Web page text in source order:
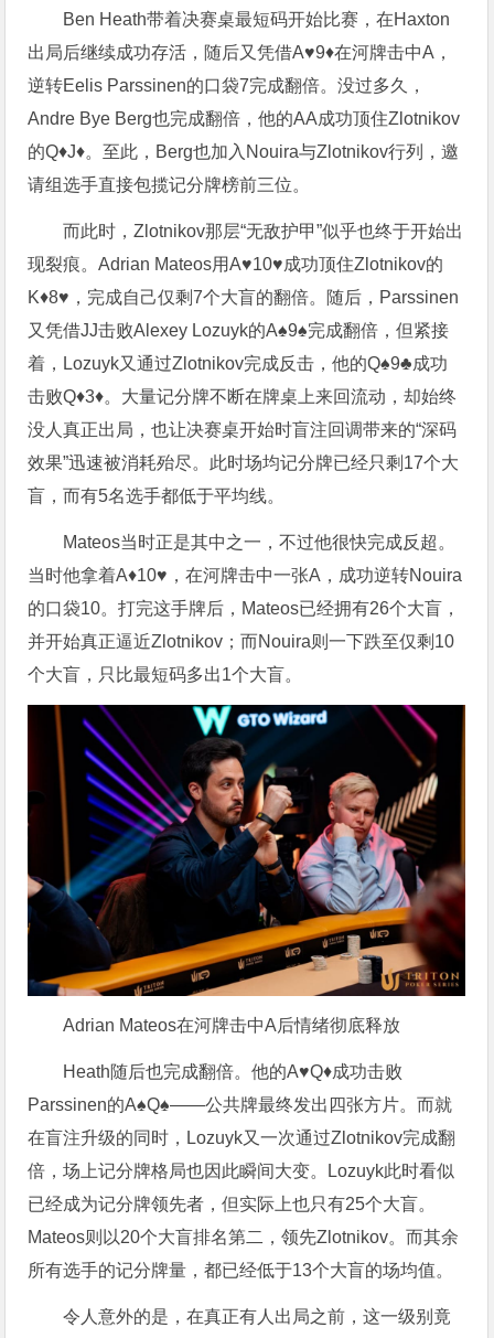
Ben Heath带着决赛桌最短码开始比赛，在Haxton
出局后继续成功存活，随后又凭借A♥️9♦️在河牌击中A，
逆转Eelis Parssinen的口袋7完成翻倍。没过多久，
Andre Bye Berg也完成翻倍，他的AA成功顶住Zlotnikov
的Q♦️J♦️。至此，Berg也加入Nouira与Zlotnikov行列，邀
请组选手直接包揽记分牌榜前三位。
而此时，Zlotnikov那层“无敌护甲”似乎也终于开始出
现裂痕。Adrian Mateos用A♥️10♥️成功顶住Zlotnikov的
K♦️8♥️，完成自己仅剩7个大盲的翻倍。随后，Parssinen
又凭借JJ击败Alexey Lozuyk的A♠️9♠️完成翻倍，但紧接
着，Lozuyk又通过Zlotnikov完成反击，他的Q♠️9♣️成功
击败Q♦️3♦️。大量记分牌不断在牌桌上来回流动，却始终
没人真正出局，也让决赛桌开始时盲注回调带来的“深码
效果”迅速被消耗殆尽。此时场均记分牌已经只剩17个大
盲，而有5名选手都低于平均线。
Mateos当时正是其中之一，不过他很快完成反超。
当时他拿着A♦️10♥️，在河牌击中一张A，成功逆转Nouira
的口袋10。打完这手牌后，Mateos已经拥有26个大盲，
并开始真正逼近Zlotnikov；而Nouira则一下跌至仅剩10
个大盲，只比最短码多出1个大盲。
Adrian Mateos在河牌击中A后情绪彻底释放
Heath随后也完成翻倍。他的A♥️Q♦️成功击败
Parssinen的A♠️Q♠️——公共牌最终发出四张方片。而就
在盲注升级的同时，Lozuyk又一次通过Zlotnikov完成翻
倍，场上记分牌格局也因此瞬间大变。Lozuyk此时看似
已经成为记分牌领先者，但实际上也只有25个大盲。
Mateos则以20个大盲排名第二，领先Zlotnikov。而其余
所有选手的记分牌量，都已经低于13个大盲的场均值。
令人意外的是，在真正有人出局之前，这一级别竟